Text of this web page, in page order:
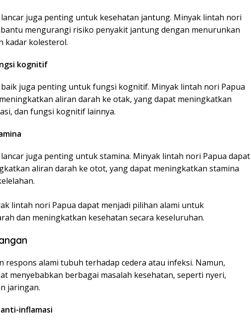
juga penting untuk kesehatan jantung. Minyak lintah nori
mengurangi risiko penyakit jantung dengan menurunkan
kadar kolesterol.
kognitif
juga penting untuk fungsi kognitif. Minyak lintah nori Papua
aliran darah ke otak, yang dapat meningkatkan
dan fungsi kognitif lainnya.
juga penting untuk stamina. Minyak lintah nori Papua dapat
aliran darah ke otot, yang dapat meningkatkan stamina
lintah nori Papua dapat menjadi pilihan alami untuk
dan meningkatkan kesehatan secara keseluruhan.
respons alami tubuh terhadap cedera atau infeksi. Namun,
menyebabkan berbagai masalah kesehatan, seperti nyeri,
jaringan.
inflamasi